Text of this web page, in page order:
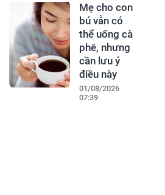
Mẹ cho con
bú vẫn có
thể uống cà
phê, nhưng
cần lưu ý
điều này
01/08/2026
07:39